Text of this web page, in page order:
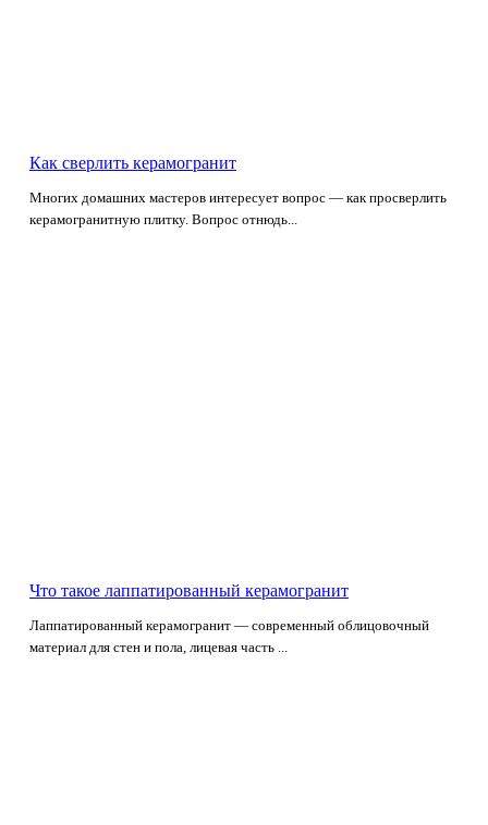
Как сверлить керамогранит
Многих домашних мастеров интересует вопрос — как просверлить
керамогранитную плитку. Вопрос отнюдь...
Что такое лаппатированный керамогранит
Лаппатированный керамогранит — современный облицовочный
материал для стен и пола, лицевая часть ...